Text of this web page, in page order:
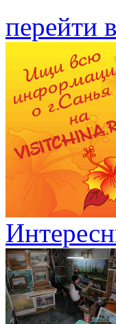
перейти